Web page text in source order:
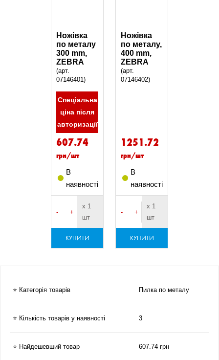
Ножівка
по металу
300 mm,
ZEBRA
(арт.
07146401)
Спеціальна
ціна після
авторизації
607.74
грн/шт
В
наявності
- +
х 1
шт
КУПИТИ
Ножівка
по металу,
400 mm,
ZEBRA
(арт.
07146402)
1251.72
грн/шт
В
наявності
- +
х 1
шт
КУПИТИ
⭐ Категорія товарів Пилка по металу
⭐ Кількість товарів у наявності 3
⭐ Найдешевший товар 607.74 грн